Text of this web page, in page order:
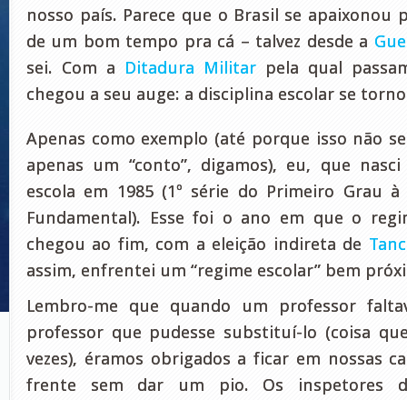
nosso país. Parece que o Brasil se apaixonou
de um bom tempo pra cá – talvez desde a
sei. Com a Ditadura Militar pela qual
chegou a seu auge: a disciplina escolar se
Apenas como exemplo (até porque isso não
apenas um “conto”, digamos), eu, que
escola em 1985 (1º série do Primeiro Grau
Fundamental). Esse foi o ano em que o
chegou ao fim, com a eleição indireta de
assim, enfrentei um “regime escolar” bem
Lembro-me que quando um professor
professor que pudesse substituí-lo (coisa
vezes), éramos obrigados a ficar em nossas
frente sem dar um pio. Os inspetores